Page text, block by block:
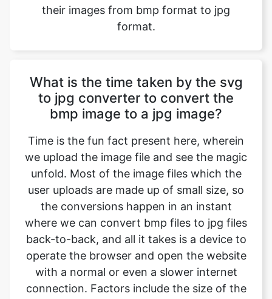
What is the time taken by the svg
Time is the fun fact present here, wherein
we upload the image file and see the magic
unfold. Most of the image files which the
user uploads are made up of small size, so
the conversions happen in an instant
where we can convert bmp files to jpg files
back-to-back, and all it takes is a device to
operate the browser and open the website
with a normal or even a slower internet
connection. Factors include the size of the
image file, etc.